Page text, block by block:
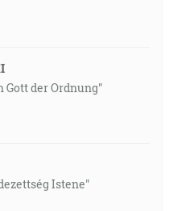
Gott der Ordnung"
Istene"